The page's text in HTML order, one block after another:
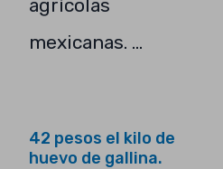
agrícolas
mexicanas. …
42 pesos el kilo de
huevo de gallina.